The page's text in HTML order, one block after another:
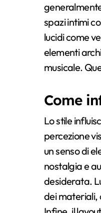
spazi intimi
lucidi come
elementi
musicale.
Come
Lo stile
percezione
un senso di
nostalgia e
desiderata.
dei materiali,